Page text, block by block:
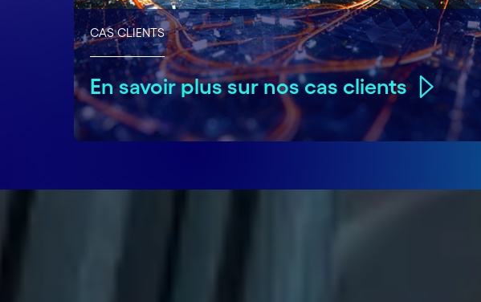
CAS CLIENTS
En savoir plus sur nos cas clients